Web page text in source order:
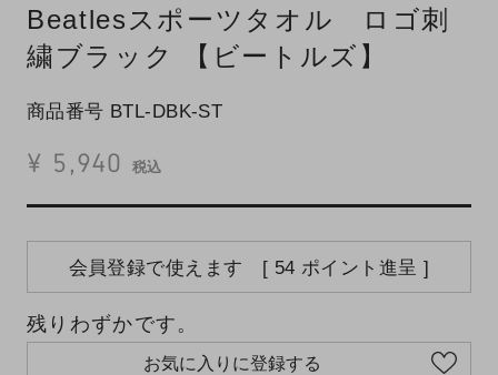
Beatlesスポーツタオル ロゴ刺
繍ブラック 【ビートルズ】
商品番号 BTL-DBK-ST
¥ 5,940 税込
会員登録で使えます [ 54 ポイント進呈 ]
残りわずかです。
お気に入りに登録する